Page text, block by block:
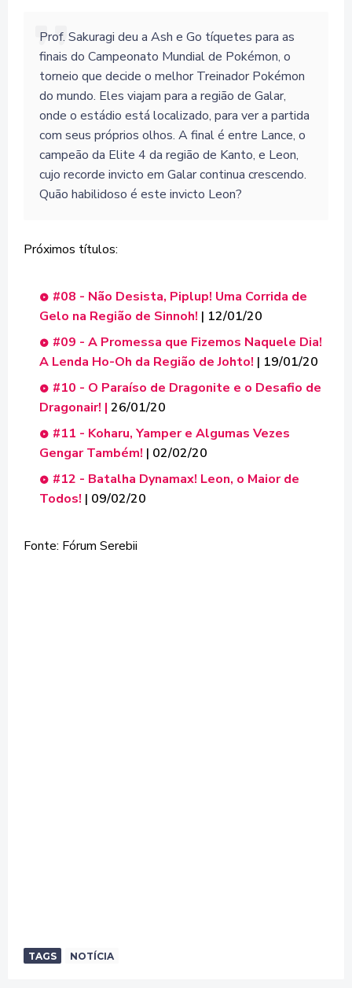
Prof. Sakuragi deu a Ash e Go tíquetes para as
finais do Campeonato Mundial de Pokémon, o
torneio que decide o melhor Treinador Pokémon
do mundo. Eles viajam para a região de Galar,
onde o estádio está localizado, para ver a partida
com seus próprios olhos. A final é entre Lance, o
campeão da Elite 4 da região de Kanto, e Leon,
cujo recorde invicto em Galar continua crescendo.
Quão habilidoso é este invicto Leon?
Próximos títulos:
#08 - Não Desista, Piplup! Uma Corrida de
Gelo na Região de Sinnoh! | 12/01/20
#09 - A Promessa que Fizemos Naquele Dia!
A Lenda Ho-Oh da Região de Johto! | 19/01/20
#10 - O Paraíso de Dragonite e o Desafio de
Dragonair! | 26/01/20
#11 - Koharu, Yamper e Algumas Vezes
Gengar Também! | 02/02/20
#12 - Batalha Dynamax! Leon, o Maior de
Todos! | 09/02/20
Fonte: Fórum Serebii
TAGS NOTÍCIA